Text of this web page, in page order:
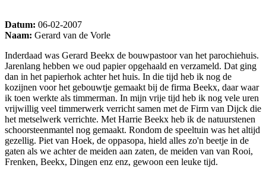
Datum: 06-02-2007
Naam: Gerard van de Vorle
Inderdaad was Gerard Beekx de bouwpastoor van het parochiehuis.
Jarenlang hebben we oud papier opgehaald en verzameld. Dat ging
dan in het papierhok achter het huis. In die tijd heb ik nog de
kozijnen voor het gebouwtje gemaakt bij de firma Beekx, daar waar
ik toen werkte als timmerman. In mijn vrije tijd heb ik nog vele uren
vrijwillig veel timmerwerk verricht samen met de Firm van Dijck die
het metselwerk verrichte. Met Harrie Beekx heb ik de natuurstenen
schoorsteenmantel nog gemaakt. Rondom de speeltuin was het altijd
gezellig. Piet van Hoek, de oppasopa, hield alles zo'n beetje in de
gaten als we achter de meiden aan zaten, de meiden van van Rooi,
Frenken, Beekx, Dingen enz enz, gewoon een leuke tijd.